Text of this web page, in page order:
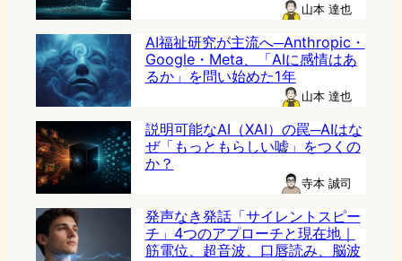
山本 達也
AI福祉研究が主流へ─Anthropic・
Google・Meta、「AIに感情はあ
るか」を問い始めた1年
山本 達也
説明可能なAI（XAI）の罠─AIはな
ぜ「もっともらしい嘘」をつくの
か？
寺本 誠司
発声なき発話「サイレントスピー
チ」4つのアプローチと現在地｜
筋電位、超音波、口唇読み、脳波